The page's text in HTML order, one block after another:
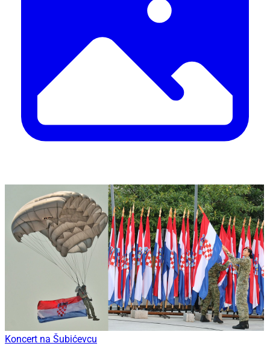
Koncert na Šubićevcu